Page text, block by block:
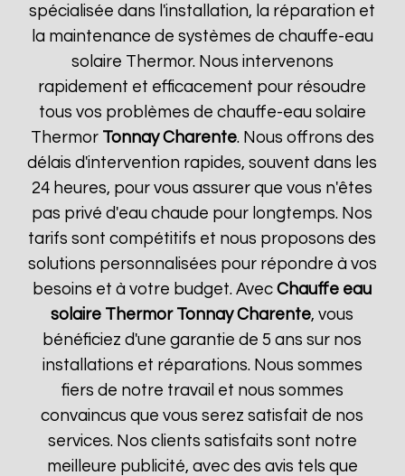
spécialisée dans l'installation, la réparation et
la maintenance de systèmes de chauffe-eau
solaire Thermor. Nous intervenons
rapidement et efficacement pour résoudre
tous vos problèmes de chauffe-eau solaire
Thermor Tonnay Charente. Nous offrons des
délais d'intervention rapides, souvent dans les
24 heures, pour vous assurer que vous n'êtes
pas privé d'eau chaude pour longtemps. Nos
tarifs sont compétitifs et nous proposons des
solutions personnalisées pour répondre à vos
besoins et à votre budget. AvecChauffe eau
solaire Thermor Tonnay Charente, vous
bénéficiez d'une garantie de 5 ans sur nos
installations et réparations. Nous sommes
fiers de notre travail et nous sommes
convaincus que vous serez satisfait de nos
services. Nos clients satisfaits sont notre
meilleure publicité, avec des avis tels que